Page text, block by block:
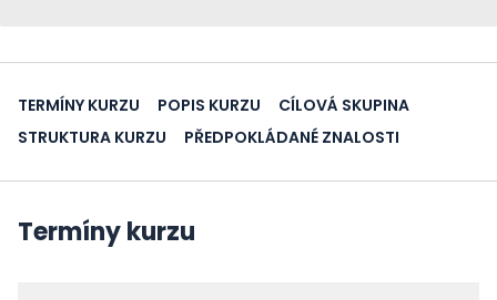
TERMÍNY KURZU POPIS KURZU
CÍLOVÁ SKUPINA
STRUKTURA KURZU
PŘEDPOKLÁDANÉ ZNALOSTI
Termíny kurzu